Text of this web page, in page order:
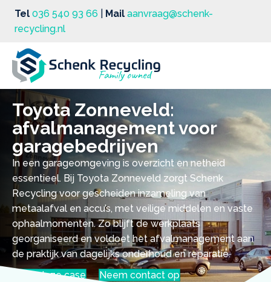
Tel 036 540 93 66 Mail aanvraag@schenk-
recycling.nl
Toyota Zonneveld:
afvalmanagement voor
garagebedrijven
In een garageomgeving is overzicht en netheid
essentieel. Bij Toyota Zonneveld zorgt Schenk
Recycling voor gescheiden inzameling van
metaalafval en accu’s, met veilige middelen en vaste
ophaalmomenten. Zo blijft de werkplaats
georganiseerd en voldoet het afvalmanagement aan
de praktijk van dagelijks onderhoud en reparatie.
Lees deze case
Neem contact op